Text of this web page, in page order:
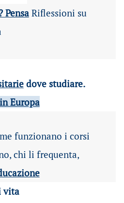
PensaRiflessioni su
dove studiare.
Europa
funzionano i corsi
chi li frequenta,